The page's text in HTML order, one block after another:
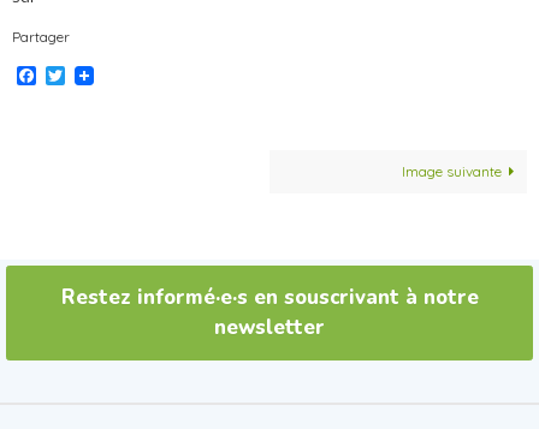
Partager
Facebook
Twitter
Image suivante
Restez informé·e·s en souscrivant à notre
newsletter